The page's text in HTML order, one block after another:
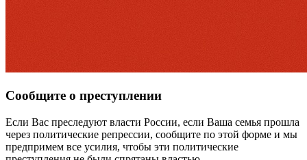
Сообщите о преступлении
Если Вас преследуют власти России, если Ваша семья прошла
через политические репрессии, сообщите по этой форме и мы
предпримем все усилия, чтобы эти политические